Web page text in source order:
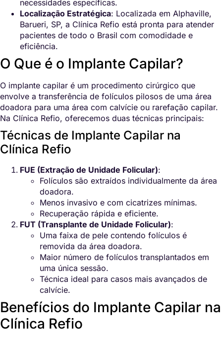
necessidades específicas.
Localização Estratégica: Localizada em Alphaville,
Barueri, SP, a Clínica Refio está pronta para atender
pacientes de todo o Brasil com comodidade e
eficiência.
O Que é o Implante Capilar?
O implante capilar é um procedimento cirúrgico que
envolve a transferência de folículos pilosos de uma área
doadora para uma área com calvície ou rarefação capilar.
Na Clínica Refio, oferecemos duas técnicas principais:
Técnicas de Implante Capilar na
Clínica Refio
FUE (Extração de Unidade Folicular):
Folículos são extraídos individualmente da área
doadora.
Menos invasivo e com cicatrizes mínimas.
Recuperação rápida e eficiente.
FUT (Transplante de Unidade Folicular):
Uma faixa de pele contendo folículos é
removida da área doadora.
Maior número de folículos transplantados em
uma única sessão.
Técnica ideal para casos mais avançados de
calvície.
Benefícios do Implante Capilar na
Clínica Refio